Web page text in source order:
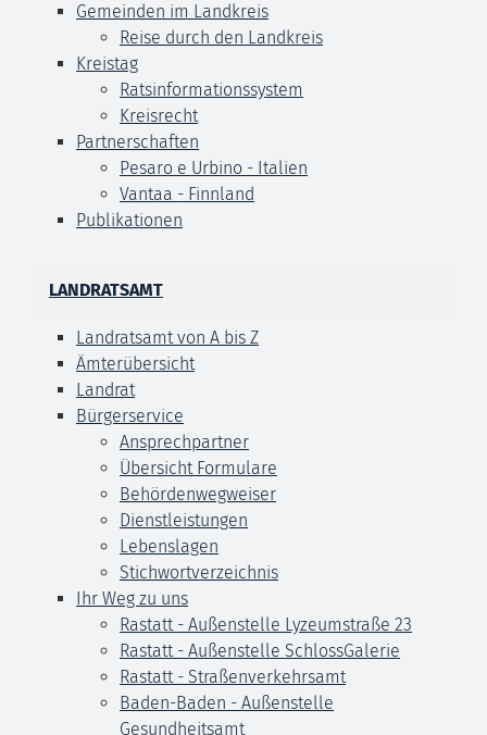
Gemeinden im Landkreis
Reise durch den Landkreis
Kreistag
Ratsinformationssystem
Kreisrecht
Partnerschaften
Pesaro e Urbino - Italien
Vantaa - Finnland
Publikationen
LANDRATSAMT
Landratsamt von A bis Z
Ämterübersicht
Landrat
Bürgerservice
Ansprechpartner
Übersicht Formulare
Behördenwegweiser
Dienstleistungen
Lebenslagen
Stichwortverzeichnis
Ihr Weg zu uns
Rastatt - Außenstelle Lyzeumstraße 23
Rastatt - Außenstelle SchlossGalerie
Rastatt - Straßenverkehrsamt
Baden-Baden - Außenstelle
Gesundheitsamt